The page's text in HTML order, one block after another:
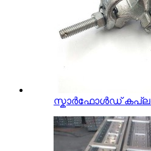
സ്കാർഫോൾഡ്